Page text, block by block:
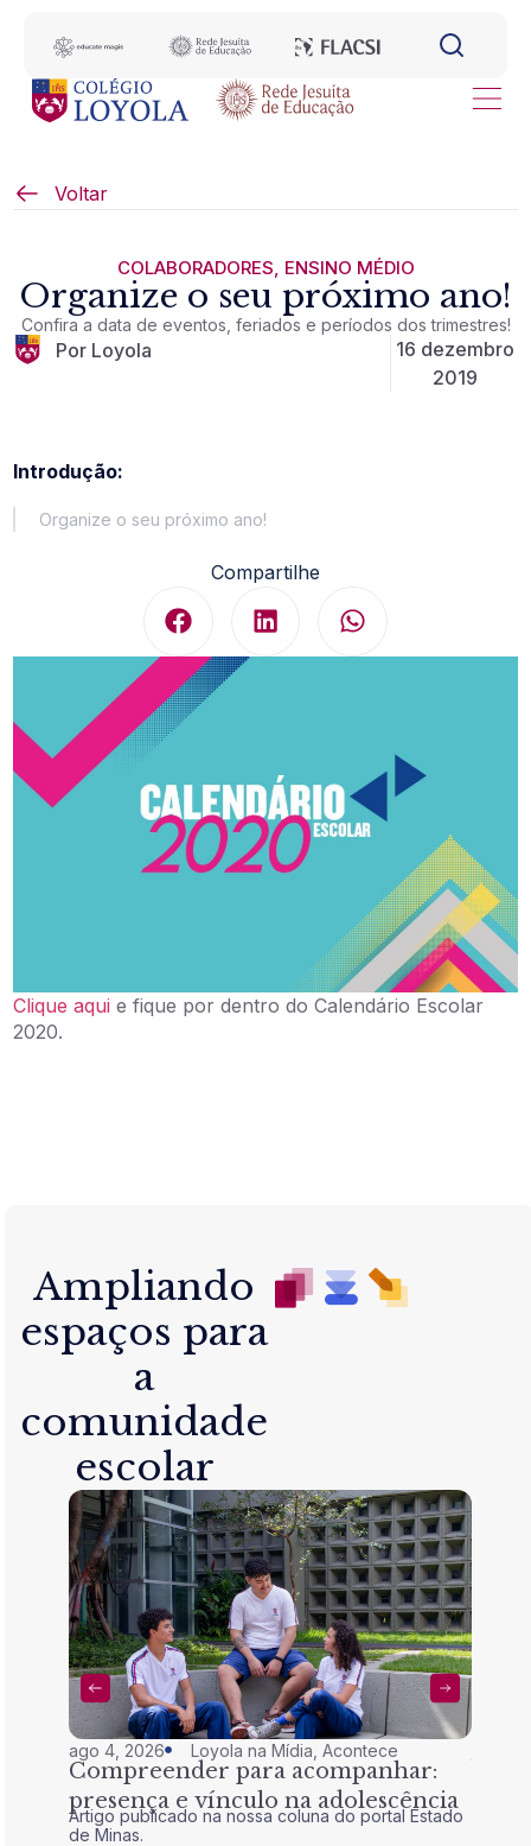
Voltar
COLABORADORES, ENSINO MÉDIO
Organize o seu próximo ano!
Confira a data de eventos, feriados e períodos dos trimestres!
Por Loyola
16 dezembro
2019
Introdução:
Organize o seu próximo ano!
Compartilhe
Clique aqui e fique por dentro do Calendário Escolar
2020.
Ampliando
espaços para
a
comunidade
escolar
ago 4, 2026 Loyola na Mídia ,Acontece
Compreender para acompanhar:
presença e vínculo na adolescência
Artigo publicado na nossa coluna do portal Estado
de Minas.